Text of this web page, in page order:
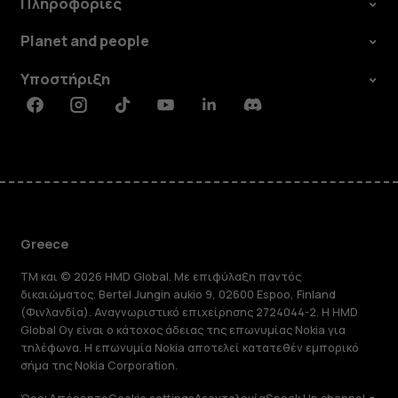
Planet and people
Υποστήριξη
FacebookInstagramTiktokYoutubeLinkedinDiscord
Greece
TM και © 2026 HMD Global. Με επιφύλαξη παντός
δικαιώματος. Bertel Jungin aukio 9, 02600 Espoo, Finland
(Φινλανδία). Αναγνωριστικό επιχείρησης 2724044-2. Η HMD
Global Oy είναι ο κάτοχος άδειας της επωνυμίας Nokia για
τηλέφωνα. Η επωνυμία Nokia αποτελεί κατατεθέν εμπορικό
σήμα της Nokia Corporation.